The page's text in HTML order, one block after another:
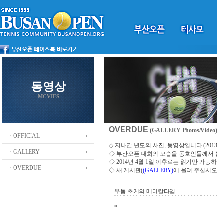
동영상
MOVIES
ㆍOFFICIAL
ㆍGALLERY
ㆍOVERDUE
OVERDUE (GALLERY Photos/Video)
◇ 지나간 년도의 사진, 동영상입니다
◇ 부산오픈 대회의 모습을 동호인들께서
◇ 2014년 4월 1일 이후로는 읽기만 가능
◇ 새 게시판((GALLERY)에 올려 주십시오
우돔 초케의 메디칼타임
*